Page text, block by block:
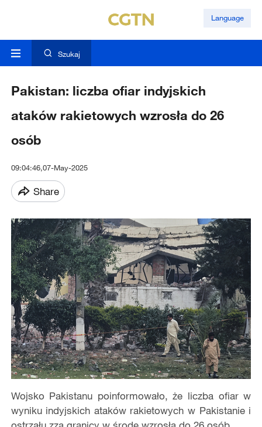
Language
Szukaj
Pakistan: liczba ofiar indyjskich
ataków rakietowych wzrosła do 26
osób
09:04:46,07-May-2025
Share
Wojsko Pakistanu poinformowało, że liczba ofiar w
wyniku indyjskich ataków rakietowych w Pakistanie i